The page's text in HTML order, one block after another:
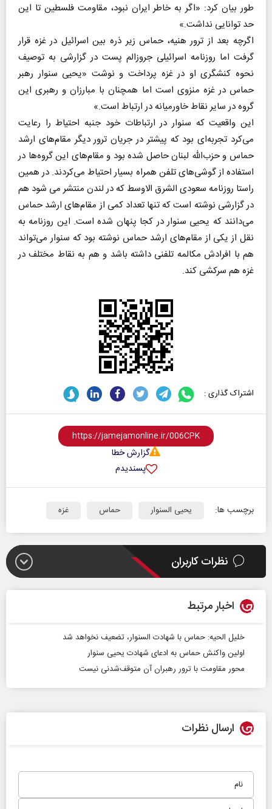
طور بیان کرد:‌ «اگر به خاطر ایران نبود، ‌مقاومت فلسطین تا این
حد توانایی نداشت.»
اگرچه بعد از ترور هنیه، حماس زیر ذره بین اسرائیل در غزه قرار
گرفت اما روزنامه اسرائیلی جروزالم پست در گزارشی به توصیف
نحوه کنشگری او در غزه پرداخت و نوشت «یحیی سنوار رهبر
حماس در غزه منزوی است اما همچنان با مبارزان و رهبری این
گروه در سایر نقاط خاورمیانه در ارتباط است.»
این واقعیت که سنوار در ارتباطات خود جنبه احتیاط را رعایت
می‌کرد تجربه‌ای بود که پیشتر در جریان ترور دیگر مقام‌های ارشد
حماس و حزب‌الله لبنان حاصل شده بود و مقام‌های این گروه‌ها در
استفاده از گوشی‌های تلفن همراه بسیار احتیاط می‌کردند. در همین
راستا روزنامه سعودی الشرق الاوسط که در لندن منتشر می شود هم
در گزارشی نوشته است که تنها تعداد کمی از مقام‌های ارشد حماس
می‌دانند که یحیی سنوار در کجا پنهان شده است. این روزنامه به
نقل از یکی از مقام‌های ارشد حماس نوشته بود که سنوار می‌تواند
هم با افرادش مکالمه تلفنی داشته باشد و هم به نقاط مختلف در
غزه هم سرکشی کند.
اشتراک گذاری :
گزارش خطا
پسندیدم
برچسب ها: یحیی السنوار حماس غزه
نظرات کاربران
اخبار مرتبط
خلیل الحیه: حماس با شهادت السنوار، تضعیف نخواهد شد
اولین واکنش حماس به ادعای شهادت یحیی سنوار
محور مقاومت با ترور رهبران آن متوقف‌شدنی نیست
ارسال نظرات